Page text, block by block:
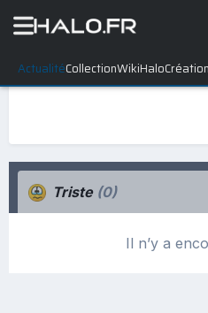
ActualitéCollectionWikiHaloCréation
Triste (0)
Il n’y a